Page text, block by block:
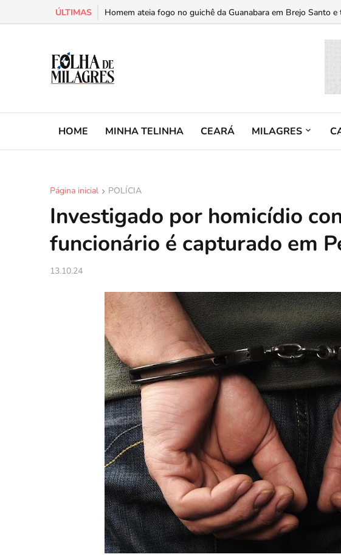
ÚLTIMAS Homem ateia fogo no guichê da Guanabara em Brejo Santo
Agricultor morre em Aurora após sofrer descarga elétrica...
HOME MINHA TELINHA CEARÁ MILAGRES
Página inicial POLÍCIA
Investigado por homicídio
funcionário é capturado em
13.10.24